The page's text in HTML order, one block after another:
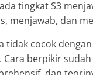
tingkat S3
menjawab, dan
tidak cocok
berpikir